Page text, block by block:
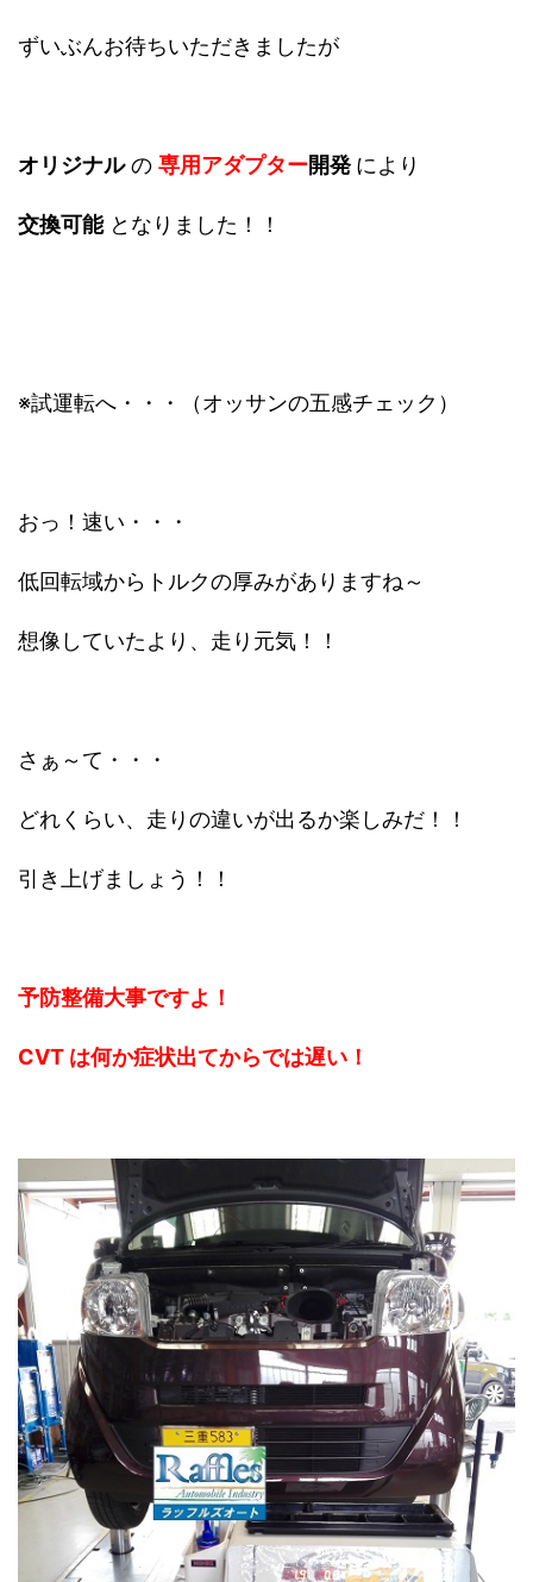
ずいぶんお待ちいただきましたが
オリジナルの 専用アダプター開発により
交換可能となりました！！
※試運転へ・・・（オッサンの五感チェック）
おっ！速い・・・
低回転域からトルクの厚みがありますね～
想像していたより、走り元気！！
さぁ～て・・・
どれくらい、走りの違いが出るか楽しみだ！！
引き上げましょう！！
予防整備大事ですよ！
CVT は何か症状出てからでは遅い！